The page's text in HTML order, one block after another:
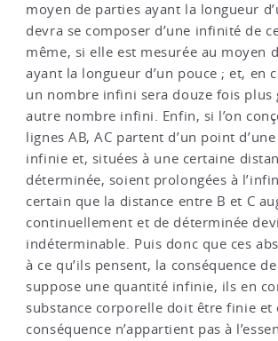
moyen de parties ayant la longueur
devra se composer d’une infinité de
même, si elle est mesurée au moyen
ayant la longueur d’un pouce ; et, en
un nombre infini sera douze fois plus
autre nombre infini. Enfin, si l’on
lignes AB, AC partent d’un point
infinie et, situées à une certaine
déterminée, soient prolongées à
certain que la distance entre B et C
continuellement et de déterminée
indéterminable. Puis donc que ces
à ce qu’ils pensent, la conséquence de
suppose une quantité infinie, ils en
substance corporelle doit être finie et
conséquence n’appartient pas à